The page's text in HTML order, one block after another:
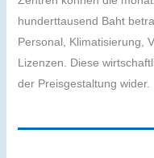
hunderttausend Baht
Personal, Klimatisierung,
Lizenzen. Diese
der Preisgestaltung wider.